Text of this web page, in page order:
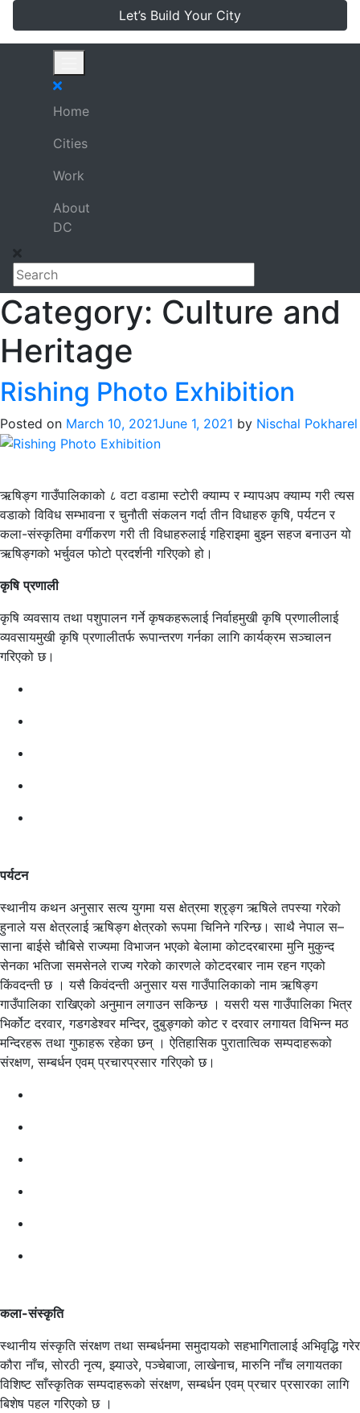
Let’s Build Your City
Home
Cities
Work
About
DC
Category: Culture and
Heritage
Rishing Photo Exhibition
Posted on March 10, 2021June 1, 2021 by Nischal Pokharel
ऋषिङ्ग गाउँपालिकाको ८ वटा वडामा स्टोरी क्याम्प र म्यापअप क्याम्प गरी त्यस
वडाको विविध सम्भावना र चुनौती संकलन गर्दा तीन विधाहरु कृषि, पर्यटन र
कला-संस्कृतिमा वर्गीकरण गरी ती विधाहरुलाई गहिराइमा बुझ्न सहज बनाउन यो
ऋषिङ्गको भर्चुवल फोटो प्रदर्शनी गरिएको हो।
कृषि प्रणाली
कृषि व्यवसाय तथा पशुपालन गर्ने कृषकहरूलाई निर्वाहमुखी कृषि प्रणालीलाई
व्यवसायमुखी कृषि प्रणालीतर्फ रूपान्तरण गर्नका लागि कार्यक्रम सञ्चालन
गरिएको छ।
पर्यटन
स्थानीय कथन अनुसार सत्य युगमा यस क्षेत्रमा श्रृङ्ग ऋषिले तपस्या गरेको
हुनाले यस क्षेत्रलाई ऋषिङ्ग क्षेत्रको रूपमा चिनिने गरिन्छ। साथै नेपाल स–
साना बाईसे चौबिसे राज्यमा विभाजन भएको बेलामा कोटदरबारमा मुनि मुकुन्द
सेनका भतिजा समसेनले राज्य गरेको कारणले कोटदरबार नाम रहन गएको
किंवदन्ती छ । यसै किवंदन्ती अनुसार यस गाउँपालिकाको नाम ऋषिङ्ग
गाउँपालिका राखिएको अनुमान लगाउन सकिन्छ । यसरी यस गाउँपालिका भित्र
भिर्कोट दरवार, गडगडेश्वर मन्दिर, दुबुङ्गको कोट र दरवार लगायत विभिन्न मठ
मन्दिरहरू तथा गुफाहरू रहेका छन् । ऐतिहासिक पुरातात्विक सम्पदाहरूको
संरक्षण, सम्बर्धन एवम् प्रचारप्रसार गरिएको छ।
कला-संस्कृति
स्थानीय संस्कृति संरक्षण तथा सम्बर्धनमा समुदायको सहभागितालाई अभिवृद्धि गरेर
कौरा नाँच, सोरठी नृत्य, झ्याउरे, पञ्चेबाजा, लाखेनाच, मारुनि नाँच लगायतका
विशिष्ट साँस्कृतिक सम्पदाहरूको संरक्षण, सम्बर्धन एवम् प्रचार प्रसारका लागि
बिशेष पहल गरिएको छ ।